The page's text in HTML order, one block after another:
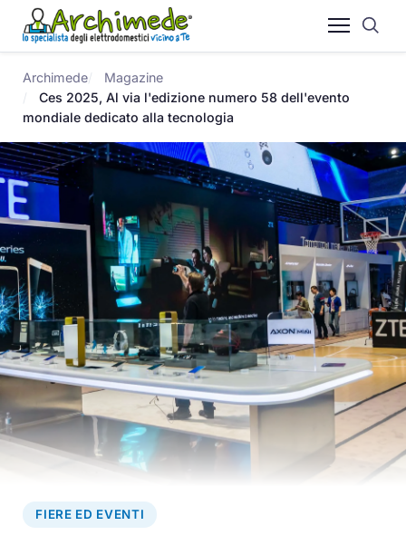
Archimede
Magazine
Ces 2025, Al via l'edizione numero 58 dell'evento
mondiale dedicato alla tecnologia
FIERE ED EVENTI